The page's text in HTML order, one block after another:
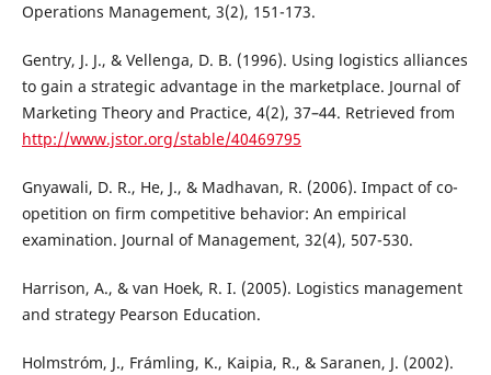
Operations Management, 3(2), 151-173.
Gentry, J. J., & Vellenga, D. B. (1996). Using logistics alliances
to gain a strategic advantage in the marketplace. Journal of
Marketing Theory and Practice, 4(2), 37–44. Retrieved from
http://www.jstor.org/stable/40469795
Gnyawali, D. R., He, J., & Madhavan, R. (2006). Impact of co-
opetition on firm competitive behavior: An empirical
examination. Journal of Management, 32(4), 507-530.
Harrison, A., & van Hoek, R. I. (2005). Logistics management
and strategy Pearson Education.
Holmstróm, J., Frámling, K., Kaipia, R., & Saranen, J. (2002).